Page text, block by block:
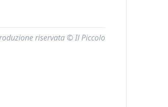
riservata © Il Piccolo